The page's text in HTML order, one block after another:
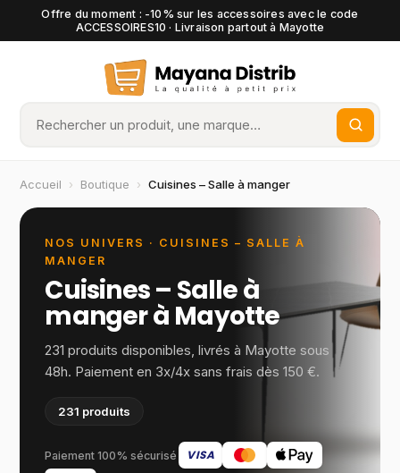
Offre du moment : -10% sur les accessoires avec le code
ACCESSOIRES10 · Livraison partout à Mayotte
Accueil › Boutique › Cuisines – Salle à manger
NOS UNIVERS · CUISINES – SALLE À
MANGER
Cuisines – Salle à
mangerà Mayotte
231 produits disponibles, livrés à Mayotte sous
48h. Paiement en 3x/4x sans frais dès 150 €.
231 produits
Paiement 100% sécurisé VISA